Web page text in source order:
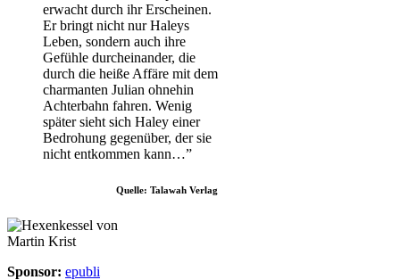
erwacht durch ihr Erscheinen.
Er bringt nicht nur Haleys
Leben, sondern auch ihre
Gefühle durcheinander, die
durch die heiße Affäre mit dem
charmanten Julian ohnehin
Achterbahn fahren. Wenig
später sieht sich Haley einer
Bedrohung gegenüber, der sie
nicht entkommen kann…”
Quelle: Talawah Verlag
Sponsor: epubli